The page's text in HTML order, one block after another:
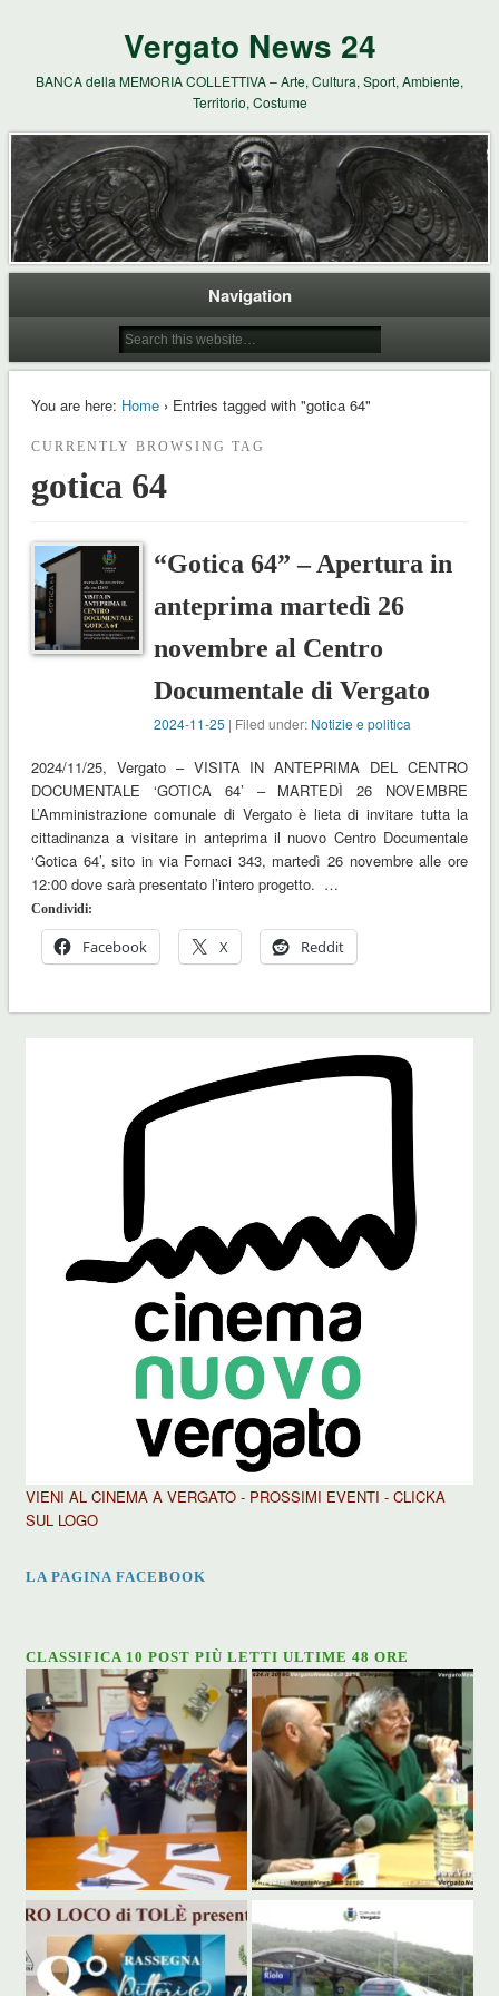
Vergato News 24
BANCA della MEMORIA COLLETTIVA – Arte, Cultura, Sport, Ambiente,
Territorio, Costume
Navigation
You are here: Home› Entries tagged with "gotica 64"
CURRENTLY BROWSING TAG
gotica 64
“Gotica 64” – Apertura in
anteprima martedì 26
novembre al Centro
Documentale di Vergato
2024-11-25 | Filed under: Notizie e politica
2024/11/25, Vergato – VISITA IN ANTEPRIMA DEL CENTRO
DOCUMENTALE ‘GOTICA 64’ – MARTEDÌ 26 NOVEMBRE
L’Amministrazione comunale di Vergato è lieta di invitare tutta la
cittadinanza a visitare in anteprima il nuovo Centro Documentale
‘Gotica 64’, sito in via Fornaci 343, martedì 26 novembre alle ore
12:00 dove sarà presentato l’intero progetto. …
Condividi:
Facebook X Reddit
VIENI AL CINEMA A VERGATO - PROSSIMI EVENTI - CLICKA
SUL LOGO
LA PAGINA FACEBOOK
CLASSIFICA 10 POST PIÙ LETTI ULTIME 48 ORE